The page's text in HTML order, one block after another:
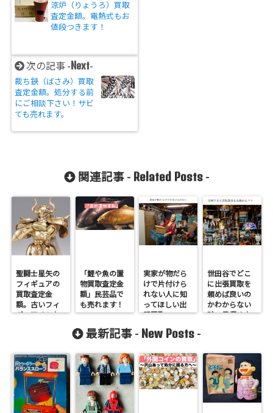
涼炉（りょうろ）買取
査定金額。電熱式もお
値段つきます！
次の記事 -Next-
裁ち鋏（ばさみ）買取
査定金額。処分する前
にご相談下さい！サビ
ても売れます。
関連記事 - Related Posts-
聖闘士星矢の
フィギュアの
買取査定金
額。古いフィ
ギュアでもお
「鯉や魚の置
物買取査定金
額」民芸品で
も売れます！
実家が物だら
けで片付けら
れない人に知
ってほしい出
張買取
世田谷でどこ
に出張買取を
頼めば良いの
かわからない
時の見極め方
最新記事 - New Posts -